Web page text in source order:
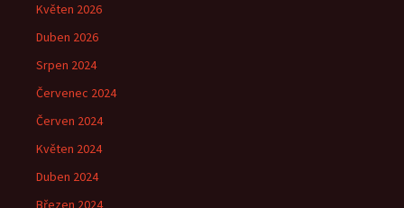
Květen 2026
Duben 2026
Srpen 2024
Červenec 2024
Červen 2024
Květen 2024
Duben 2024
Březen 2024